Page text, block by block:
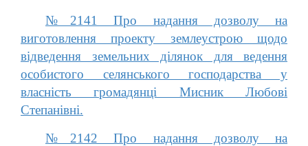
№2141 Про надання дозволу на
виготовлення проекту землеустрою щодо
відведення земельних ділянок для ведення
особистого селянського господарства у
власність громадянці Мисник Любові
Степанівні.
№2142 Про надання дозволу на